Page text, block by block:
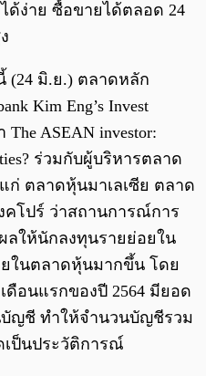
ด้ง่าย ซื้อขายได้ตลอด 24
(24 มิ.ย.) ตลาดหลัก
Kim Eng’s Invest
ASEAN investor:
ร่วมกับผู้บริหารตลาด
ก่ ตลาดหุ้นมาเลเซีย ตลาด
โปร์ ว่าสถานการณ์การ
ลให้นักลงทุนรายย่อยใน
ในตลาดหุ้นมากขึ้น โดย
ดือนแรกของปี 2564 มียอด
บัญชี ทำให้จำนวนบัญชีรวม
เป็นประวัติการณ์